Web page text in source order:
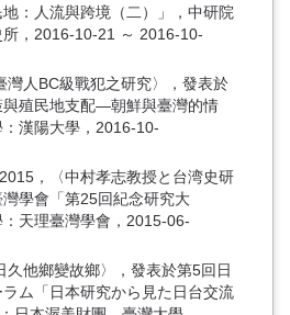
：人流與跨境（二）」，中研院
，2016-10-21 ～ 2016-10-
灣人BC級戰犯之研究〉，發表於
與殖民地支配—朝鮮與臺灣的情
漢陽大學，2016-10-
，〈中村孝志教授と台湾史研
學會「第25回紀念研究大
天理臺灣學會，2015-06-
久他鄉變故鄉〉，發表於第5回日
ム「日本研究から見た日台交流